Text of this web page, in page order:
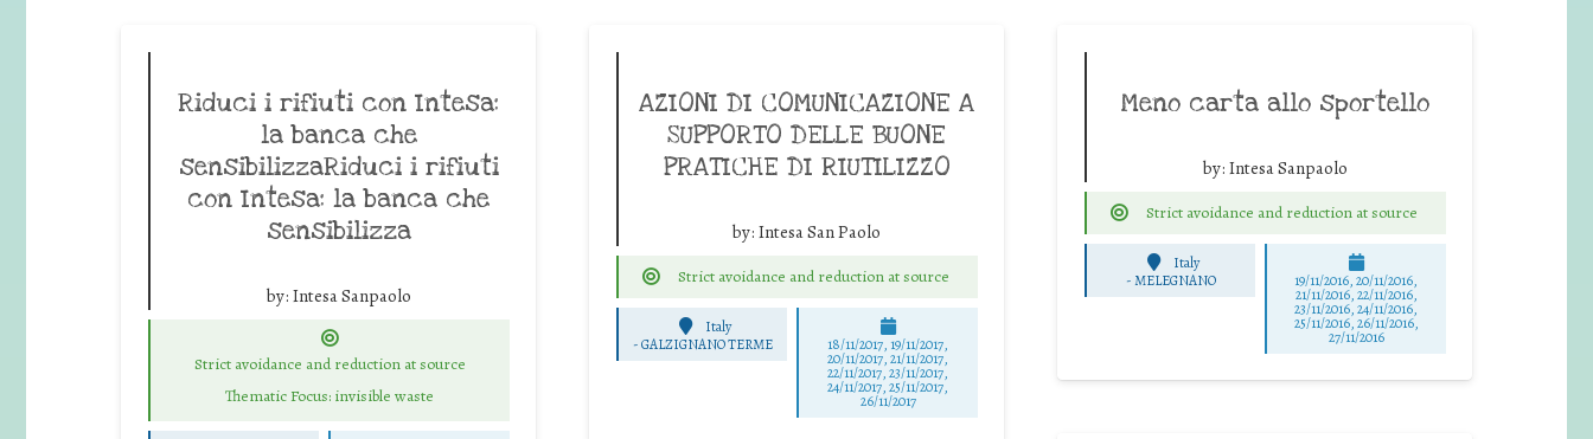
Riduci i rifiuti con Intesa:
la banca che
sensibilizzaRiduci i rifiuti
con Intesa: la banca che
sensibilizza
by: Intesa Sanpaolo
Strict avoidance and reduction at source
Thematic Focus: invisible waste
AZIONI DI COMUNICAZIONE A
SUPPORTO DELLE BUONE
PRATICHE DI RIUTILIZZO
by: Intesa San Paolo
Strict avoidance and reduction at source
Italy
-GALZIGNANO TERME 18/11/2017, 19/11/2017,
20/11/2017, 21/11/2017,
22/11/2017, 23/11/2017,
24/11/2017, 25/11/2017,
26/11/2017
Meno carta allo sportello
by: Intesa Sanpaolo
Strict avoidance and reduction at source
Italy
-MELEGNANO 19/11/2016, 20/11/2016,
21/11/2016, 22/11/2016,
23/11/2016, 24/11/2016,
25/11/2016, 26/11/2016,
27/11/2016